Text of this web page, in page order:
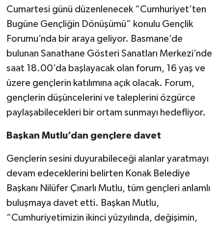
Cumartesi günü düzenlenecek “Cumhuriyet’ten
Bugüne Gençliğin Dönüşümü” konulu Gençlik
Forumu’nda bir araya geliyor. Basmane’de
bulunan Sanathane Gösteri Sanatları Merkezi’nde
saat 18.00’da başlayacak olan forum, 16 yaş ve
üzere gençlerin katılımına açık olacak. Forum,
gençlerin düşüncelerini ve taleplerini özgürce
paylaşabilecekleri bir ortam sunmayı hedefliyor.
Başkan Mutlu’dan gençlere davet
Gençlerin sesini duyurabileceği alanlar yaratmayı
devam edeceklerini belirten Konak Belediye
Başkanı Nilüfer Çınarlı Mutlu, tüm gençleri anlamlı
buluşmaya davet etti. Başkan Mutlu,
“Cumhuriyetimizin ikinci yüzyılında, değişimin,